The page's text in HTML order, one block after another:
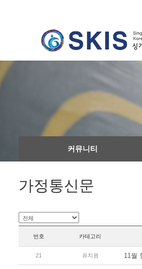
커뮤니티
가정통신문
번호 카테고리
21 유치원 11월